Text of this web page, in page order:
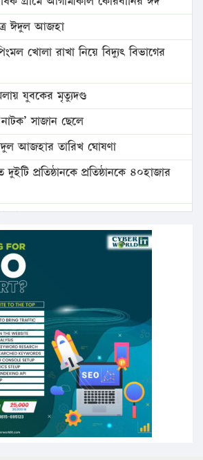
ঈদুল আজহা
খোলা রাখা নিয়ে বিদ্যুৎ বিভাগের
যুবকের মৃত্যুদণ্ড
সাজান ছেলে
আজহার তারিখ ঘোষণা
প্রতিষ্ঠানকে প্রতিষ্ঠানকে ৪০হাজার
বাড়ল
বিদ্যুতের দাম বাড়ানোর প্রস্তাব পিডিবির
মে ফেনী সফরে যাবেন প্রধানমন্ত্রী
অর্জন: পূর্ণ স্কলারশিপে যুক্তরাষ্ট্রে
কৃতি…
১৪ জনের প্রাণহানি
ও এইচএসসি পরীক্ষা
৬ ব্যবসা প্রতিষ্ঠান